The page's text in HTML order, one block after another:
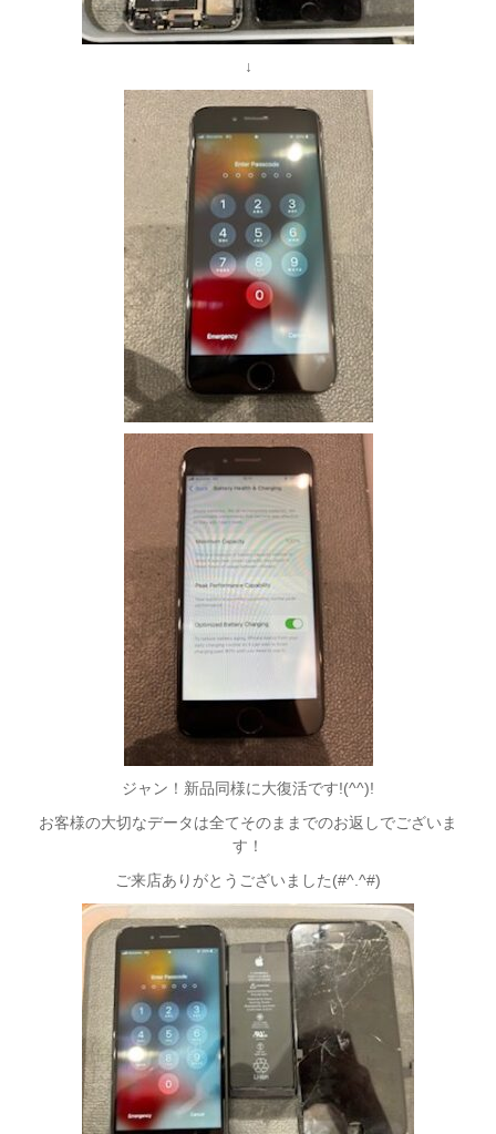
↓
ジャン！新品同様に大復活です!(^^)!
お客様の大切なデータは全てそのままでのお返しでございま
す！
ご来店ありがとうございました(#^.^#)